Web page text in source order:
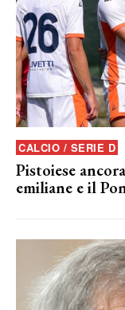
CALCIO / SERIE D
Pistoiese
emiliane e il